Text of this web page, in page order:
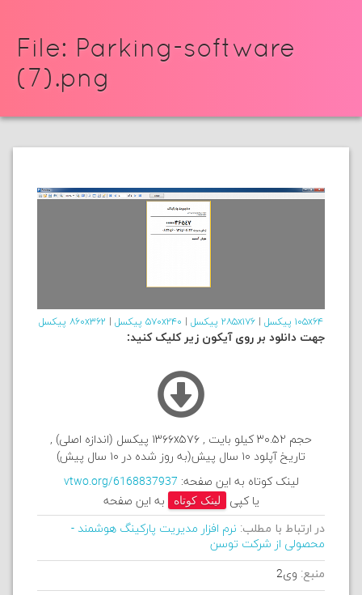
File: Parking-software
(7).png
۱۰۵x۶۴ پیکسل ۲۸۵x۱۷۶ پیکسل ۵۷۰x۲۴۰ پیکسل ۸۶۰x۳۶۲ پیکسل
جهت دانلود بر روی آیکون زیر کلیک کنید:
حجم ۳۰.۵۲ کیلو بایت , ۱۳۶۶x۵۷۶ پیکسل (اندازه اصلی) ,
تاریخ آپلود ۱۰ سال پیش(به روز شده در ۱۰ سال پیش)
لینک کوتاه به این صفحه: vtwo.org/6168837937
یا کپی
لینک کوتاه
به این صفحه
در ارتباط با مطلب: نرم افزار مدیریت پارکینگ هوشمند -
محصولی از شرکت توسن
منبع: وی2